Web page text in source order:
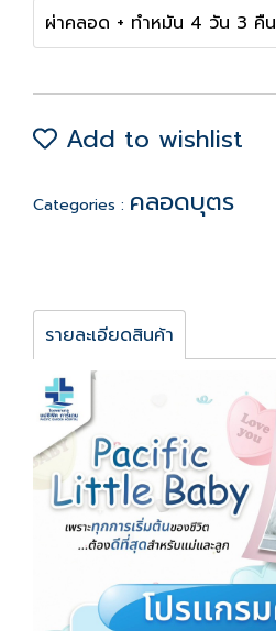
ผ่าคลอด + ทำหมัน 4 วัน 3 คืน
Add to wishlist
Categories : คลอดบุตร
รายละเอียดสินค้า